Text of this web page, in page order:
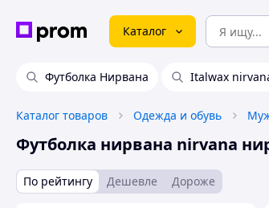
Каталог
Футболка Нирвана Italwax
Каталог товаров Одежда и обувь
Футболка нирвана nirvana
По рейтингу Дешевле Дороже